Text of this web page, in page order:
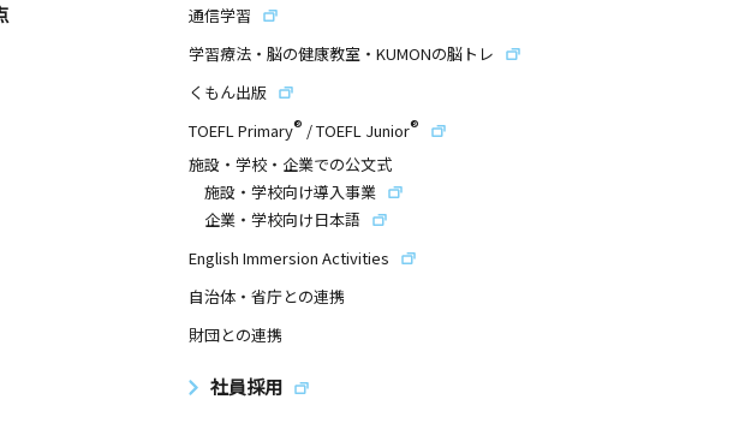
通信学習
学習療法・脳の健康教室・KUMONの脳トレ
くもん出版
TOEFL Primary® /TOEFL Junior®
施設・学校・企業での公文式
施設・学校向け導入事業
企業・学校向け日本語
English Immersion Activities
自治体・省庁との連携
財団との連携
社員採用